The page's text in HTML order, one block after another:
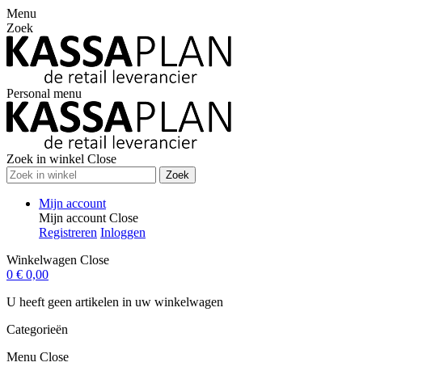
Menu
Zoek
Personal menu
Zoek in winkel Close
Zoek
Mijn account
Mijn account Close
Registreren Inloggen
Winkelwagen Close
0 € 0,00
U heeft geen artikelen in uw winkelwagen
Categorieën
Menu Close